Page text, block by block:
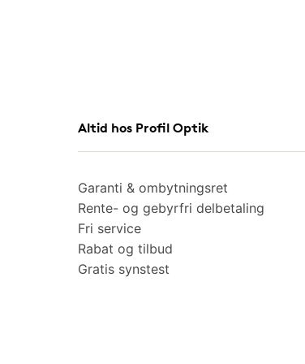
Altid hos Profil Optik
Garanti & ombytningsret
Rente- og gebyrfri delbetaling
Fri service
Rabat og tilbud
Gratis synstest